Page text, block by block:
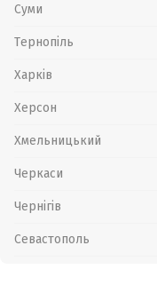
Суми
Тернопіль
Харків
Херсон
Хмельницький
Черкаси
Чернігів
Севастополь